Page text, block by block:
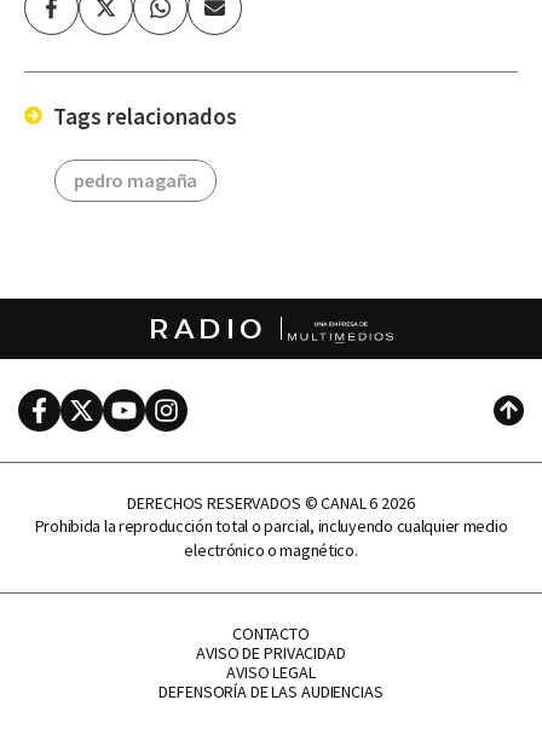
FacebookTwitterWhatsapp
Enviar
por
Tags relacionados
pedro magaña
RADIO
FacebookTwitterYoutubeInstagram
DERECHOS RESERVADOS © CANAL 6 2026
Prohibida la reproducción total o parcial, incluyendo cualquier medio
electrónico o magnético.
CONTACTO
AVISO DE PRIVACIDAD
AVISO LEGAL
DEFENSORÍA DE LAS AUDIENCIAS